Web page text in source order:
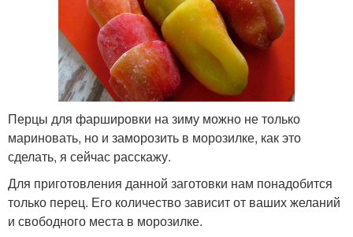
Перцы для фаршировки на зиму можно не только
мариновать, но и заморозить в морозилке, как это
сделать, я сейчас расскажу.
Для приготовления данной заготовки нам понадобится
только перец. Его количество зависит от ваших желаний
и свободного места в морозилке.